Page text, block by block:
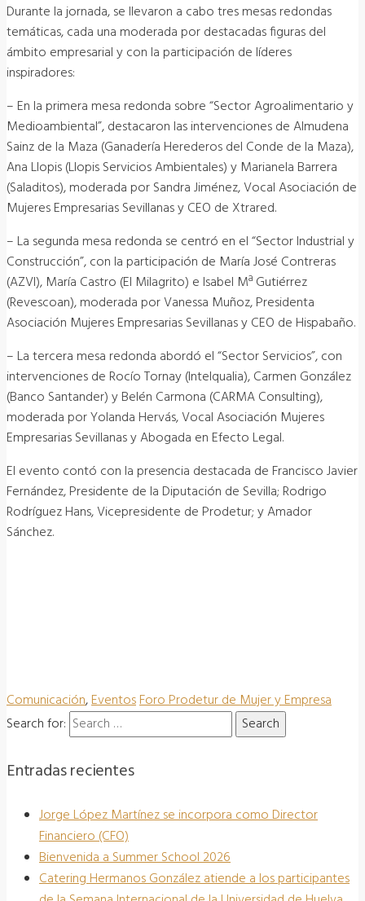
Durante la jornada, se llevaron a cabo tres mesas redondas
temáticas, cada una moderada por destacadas figuras del
ámbito empresarial y con la participación de líderes
inspiradores:
– En la primera mesa redonda sobre “Sector Agroalimentario y
Medioambiental”, destacaron las intervenciones de Almudena
Sainz de la Maza (Ganadería Herederos del Conde de la Maza),
Ana Llopis (Llopis Servicios Ambientales) y Marianela Barrera
(Saladitos), moderada por Sandra Jiménez, Vocal Asociación de
Mujeres Empresarias Sevillanas y CEO de Xtrared.
– La segunda mesa redonda se centró en el “Sector Industrial y
Construcción”, con la participación de María José Contreras
(AZVI), María Castro (El Milagrito) e Isabel Mª Gutiérrez
(Revescoan), moderada por Vanessa Muñoz, Presidenta
Asociación Mujeres Empresarias Sevillanas y CEO de Hispabaño.
– La tercera mesa redonda abordó el “Sector Servicios”, con
intervenciones de Rocío Tornay (Intelqualia), Carmen González
(Banco Santander) y Belén Carmona (CARMA Consulting),
moderada por Yolanda Hervás, Vocal Asociación Mujeres
Empresarias Sevillanas y Abogada en Efecto Legal.
El evento contó con la presencia destacada de Francisco Javier
Fernández, Presidente de la Diputación de Sevilla; Rodrigo
Rodríguez Hans, Vicepresidente de Prodetur; y Amador
Sánchez.
Comunicación,EventosForo Prodetur de Mujer y Empresa
Search for:
Entradas recientes
Jorge López Martínez se incorpora como Director
Financiero (CFO)
Bienvenida a Summer School 2026
Catering Hermanos González atiende a los participantes